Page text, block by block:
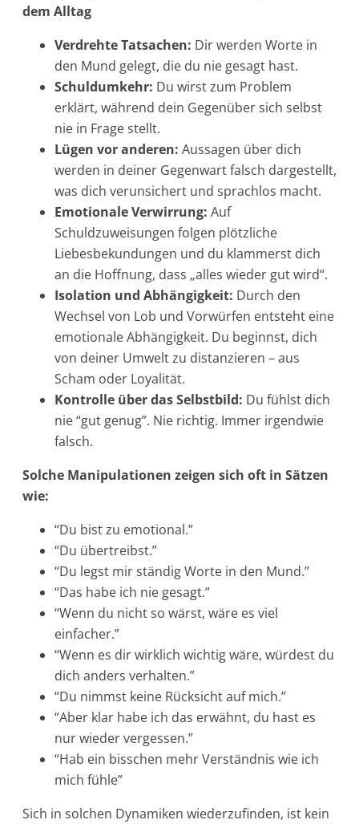
dem Alltag
Verdrehte Tatsachen: Dir werden Worte in
den Mund gelegt, die du nie gesagt hast.
Schuldumkehr: Du wirst zum Problem
erklärt, während dein Gegenüber sich selbst
nie in Frage stellt.
Lügen vor anderen: Aussagen über dich
werden in deiner Gegenwart falsch dargestellt,
was dich verunsichert und sprachlos macht.
Emotionale Verwirrung: Auf
Schuldzuweisungen folgen plötzliche
Liebesbekundungen und du klammerst dich
an die Hoffnung, dass „alles wieder gut wird“.
Isolation und Abhängigkeit: Durch den
Wechsel von Lob und Vorwürfen entsteht eine
emotionale Abhängigkeit. Du beginnst, dich
von deiner Umwelt zu distanzieren – aus
Scham oder Loyalität.
Kontrolle über das Selbstbild: Du fühlst dich
nie “gut genug”. Nie richtig. Immer irgendwie
falsch.
Solche Manipulationen zeigen sich oft in Sätzen
wie:
“Du bist zu emotional.”
“Du übertreibst.”
“Du legst mir ständig Worte in den Mund.”
“Das habe ich nie gesagt.”
“Wenn du nicht so wärst, wäre es viel
einfacher.”
“Wenn es dir wirklich wichtig wäre, würdest du
dich anders verhalten.”
“Du nimmst keine Rücksicht auf mich.”
“Aber klar habe ich das erwähnt, du hast es
nur wieder vergessen.”
“Hab ein bisschen mehr Verständnis wie ich
mich fühle”
Sich in solchen Dynamiken wiederzufinden, ist kein